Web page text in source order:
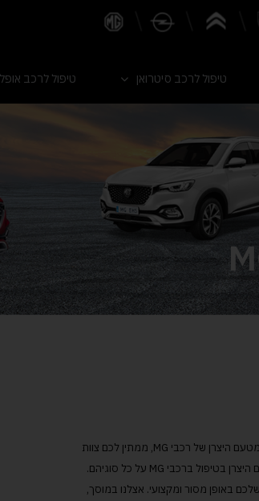
טיפול לרכב סיטרואן טיפול לרכב אופל
במרכז שירות גולדמוטורס, מוסך מורשה מטעם היצרן של רכבי MG, ממתין לכם צוות
מקצוענים מומחים שהוכשרו במיוחד מטעם היצרן בטיפול ברכבי MG על כל סוגיהם.
במרכז השירות שלנו יטפלו ברכב ה- MG שלכם באופן מסור ומקצועי. אצלנו במוסך,